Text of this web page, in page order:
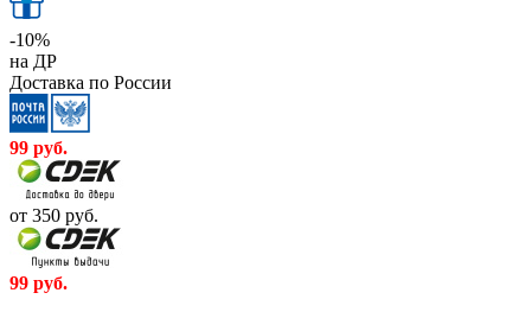
-10%
на ДР
Доставка по России
99 руб.
от 350 руб.
99 руб.